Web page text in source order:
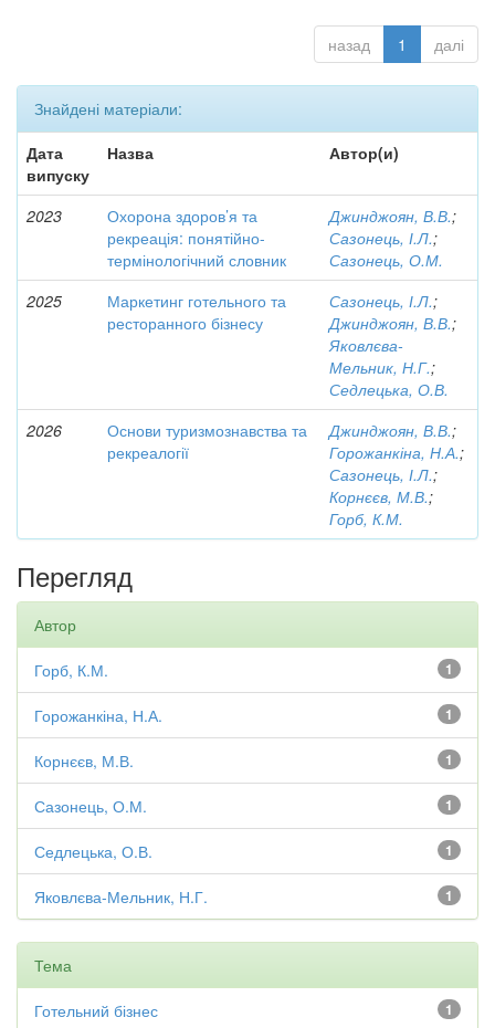
назад 1 далі
Знайдені матеріали:
Дата
випуску
Назва Автор(и)
2023
Охорона здоров’я та
рекреація: понятійно-
термінологічний словник
Джинджоян, В.В.;
Сазонець, І.Л.;
Сазонець, О.М.
2025
Маркетинг готельного та
ресторанного бізнесу
Сазонець, І.Л.;
Джинджоян, В.В.;
Яковлєва-
Мельник, Н.Г.;
Седлецька, О.В.
2026
Основи туризмознавства та
рекреалогії
Джинджоян, В.В.;
Горожанкіна, Н.А.;
Сазонець, І.Л.;
Корнєєв, М.В.;
Горб, К.М.
Перегляд
Автор
1
Горб, К.М.
1
Горожанкіна, Н.А.
1
Корнєєв, М.В.
1
Сазонець, О.М.
1
Седлецька, О.В.
1
Яковлєва-Мельник, Н.Г.
Тема
1
Готельний бізнес